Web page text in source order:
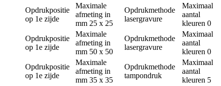
Opdrukpositie
op 1e zijde
Maximale
afmeting in
mm 25 x 25
Opdrukmethode
lasergravure
Maximaal
aantal
kleuren 0
Opdrukpositie
op 1e zijde
Maximale
afmeting in
mm 50 x 50
Opdrukmethode
lasergravure
Maximaal
aantal
kleuren 0
Opdrukpositie
op 1e zijde
Maximale
afmeting in
mm 35 x 35
Opdrukmethode
tampondruk
Maximaal
aantal
kleuren 5